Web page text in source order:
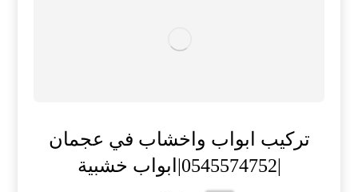
تركيب ابواب واخشاب في عجمان
|0545574752|ابواب خشبية